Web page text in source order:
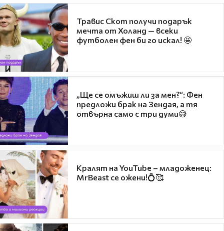
Травис Скот получи подарък
мечта от Холанд — всеки
футболен фен би го искал! 🤩
„Ще се омъжиш ли за мен?“: Фен
предложи брак на Зендая, а тя
отвърна само с три думи😅
Кралят на YouTube – младоженец:
MrBeast се ожени!💍🥰